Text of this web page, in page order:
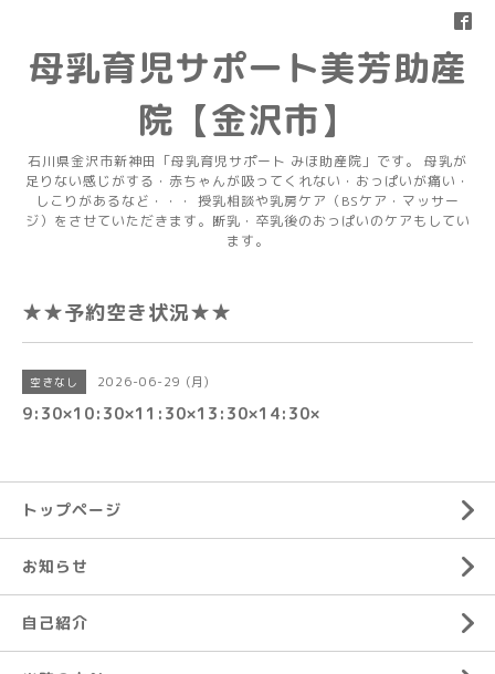
母乳育児サポート美芳助産
院【金沢市】
石川県金沢市新神田「母乳育児サポート みほ助産院」です。 母乳が
足りない感じがする・赤ちゃんが吸ってくれない・おっぱいが痛い・
しこりがあるなど・・・ 授乳相談や乳房ケア（BSケア・マッサー
ジ）をさせていただきます。断乳・卒乳後のおっぱいのケアもしてい
ます。
★★予約空き状況★★
空きなし 2026-06-29 (月)
9:30×10:30×11:30×13:30×14:30×
トップページ
お知らせ
自己紹介